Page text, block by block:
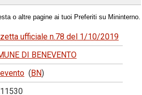
o altre pagine ai tuoi Preferiti su Mininterno.
ufficiale n.78 del 1/10/2019
DI BENEVENTO
(BN)